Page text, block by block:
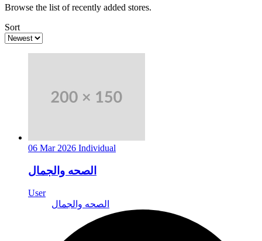
Browse the list of recently added stores.
Sort
06 Mar 2026 Individual
الصحه والجمال
User
الصحه والجمال